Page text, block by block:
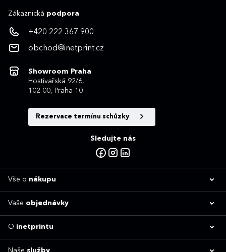
Zákaznická podpora
+420 222 367 900
obchod@inetprint.cz
Showroom Praha
Hostivařská 92/6,
102 00, Praha 10
Rezervace termínu schůzky
Sledujte nás
Vše o nákupu
Vaše objednávky
O inetprintu